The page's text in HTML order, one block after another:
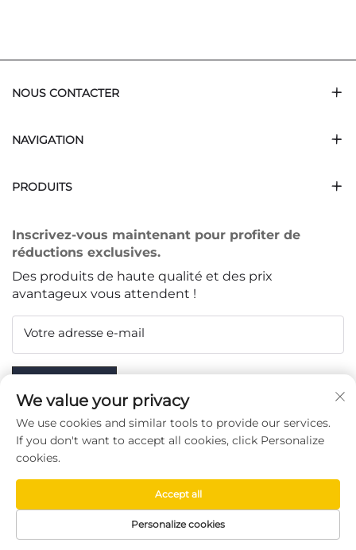
NOUS CONTACTER
NAVIGATION
PRODUITS
Inscrivez-vous maintenant pour profiter de
réductions exclusives.
Des produits de haute qualité et des prix
avantageux vous attendent !
Votre adresse e-mail
SUIVEZ-NOUS
Copyright © Taizhou Chenran Packaging Technology Co.,
Ltd. -Politique de confidentialité
We value your privacy
We use cookies and similar tools to provide our services.
If you don't want to accept all cookies, click Personalize
cookies.
Personalize cookies
Accept all